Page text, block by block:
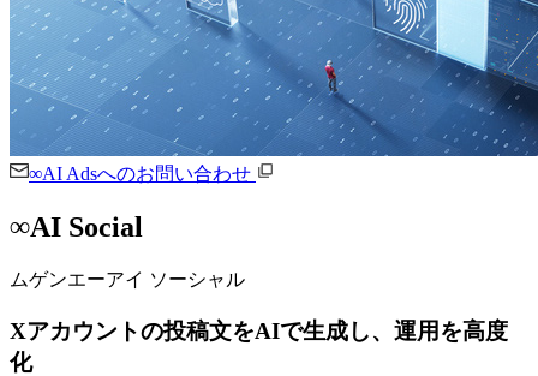
∞AI Adsへのお問い合わせ
∞AI Social
ムゲンエーアイ ソーシャル
Xアカウントの投稿文をAIで生成し、運用を高度
化